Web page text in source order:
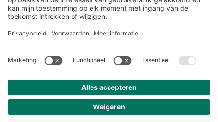
Tel: (0)88 - 522 6830
E-mail: support-studiemeister@noordhoff.nl
Maak kennis met onze accountmanagers